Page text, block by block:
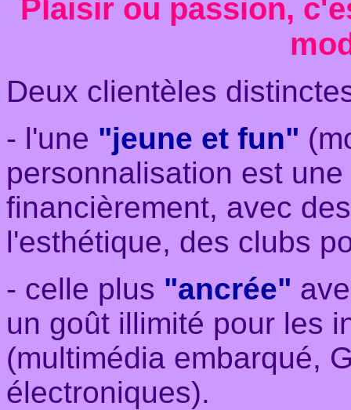
Plaisir ou passion,
Deux clientèles
- l'une "jeune et fun"
personnalisation est
financièrement, avec
l'esthétique, des clubs
- celle plus "ancrée"
un goût illimité pour les
(multimédia embarqué,
électroniques).